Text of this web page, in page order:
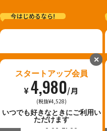
今はじめるなら!
✕
スタートアップ会員
¥4,980/月
(税抜¥4,528)
いつでも好きなときにご利用い
ただけます
10:00-23:00
8:00-21:00